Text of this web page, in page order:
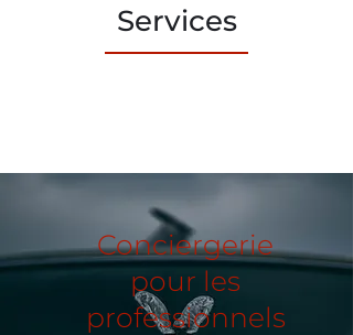
Services
Conciergerie
pour les
professionnels